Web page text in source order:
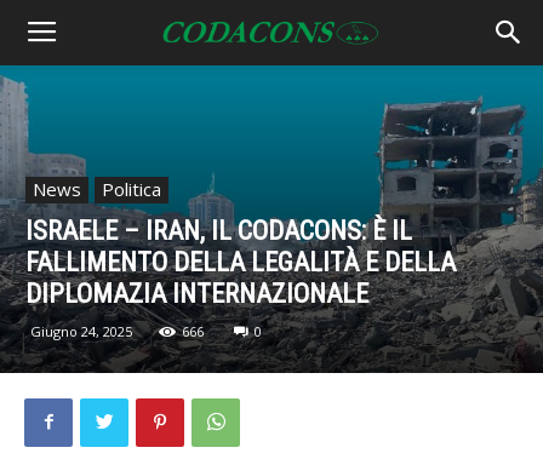
News Politica
ISRAELE – IRAN, IL CODACONS: È IL
FALLIMENTO DELLA LEGALITÀ E DELLA
DIPLOMAZIA INTERNAZIONALE
Giugno 24, 2025 666 0